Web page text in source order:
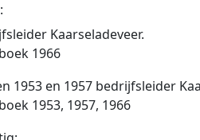
Kaarseladeveer.
1966
1953 en 1957 bedrijfsleider
1953, 1957, 1966